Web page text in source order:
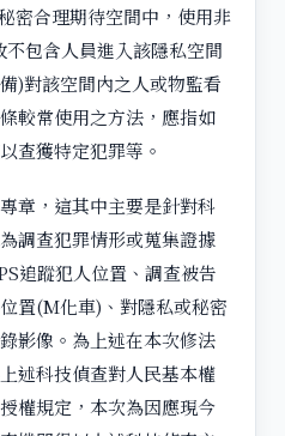
密合理期待空間中，使用非
包含人員進入該隱私空間
)對該空間內之人或物監看
較常使用之方法，應指如
查獲特定犯罪等。
章，這其中主要是針對科
調查犯罪情形或蒐集證據
追蹤犯人位置、調查被告
置(M化車)、對隱私或秘密
影像。為上述在本次修法
述科技偵查對人民基本權
權規定，本次為因應現今